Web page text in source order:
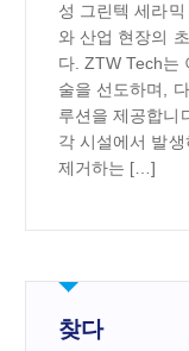
성 그린텍 세라
와 산업 현장의
다. ZTW Tech는
술을 선도하며,
루션을 제공합니
각 시설에서 발
제거하는 […]
찾다